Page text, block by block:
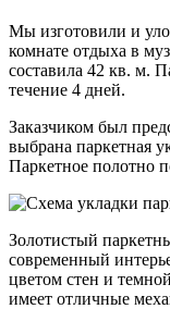
Мы изготовили и
комнате отдыха в
составила 42 кв. м.
течение 4 дней.
Заказчиком был
выбрана паркетная
Паркетное полотно
Золотистый
современный
цветом стен и
имеет отличные